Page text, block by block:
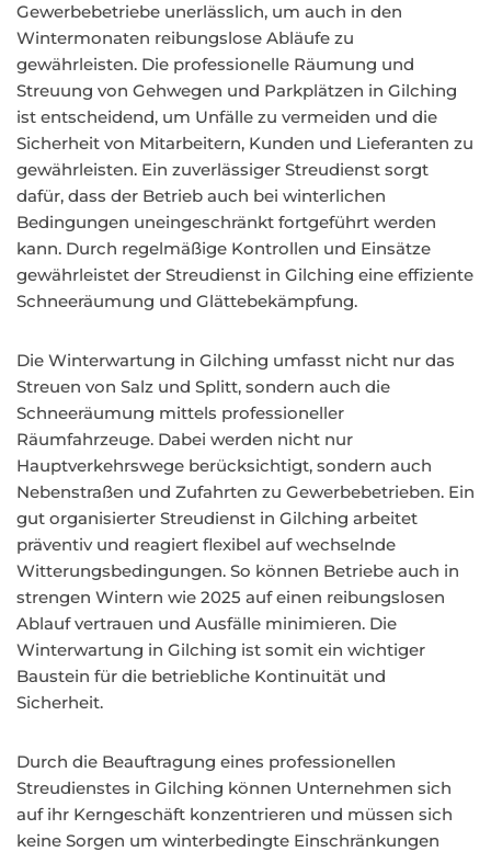
Gewerbebetriebe unerlässlich, um auch in den
Wintermonaten reibungslose Abläufe zu
gewährleisten. Die professionelle Räumung und
Streuung von Gehwegen und Parkplätzen in Gilching
ist entscheidend, um Unfälle zu vermeiden und die
Sicherheit von Mitarbeitern, Kunden und Lieferanten zu
gewährleisten. Ein zuverlässiger Streudienst sorgt
dafür, dass der Betrieb auch bei winterlichen
Bedingungen uneingeschränkt fortgeführt werden
kann. Durch regelmäßige Kontrollen und Einsätze
gewährleistet der Streudienst in Gilching eine effiziente
Schneeräumung und Glättebekämpfung.
Die Winterwartung in Gilching umfasst nicht nur das
Streuen von Salz und Splitt, sondern auch die
Schneeräumung mittels professioneller
Räumfahrzeuge. Dabei werden nicht nur
Hauptverkehrswege berücksichtigt, sondern auch
Nebenstraßen und Zufahrten zu Gewerbebetrieben. Ein
gut organisierter Streudienst in Gilching arbeitet
präventiv und reagiert flexibel auf wechselnde
Witterungsbedingungen. So können Betriebe auch in
strengen Wintern wie 2025 auf einen reibungslosen
Ablauf vertrauen und Ausfälle minimieren. Die
Winterwartung in Gilching ist somit ein wichtiger
Baustein für die betriebliche Kontinuität und
Sicherheit.
Durch die Beauftragung eines professionellen
Streudienstes in Gilching können Unternehmen sich
auf ihr Kerngeschäft konzentrieren und müssen sich
keine Sorgen um winterbedingte Einschränkungen